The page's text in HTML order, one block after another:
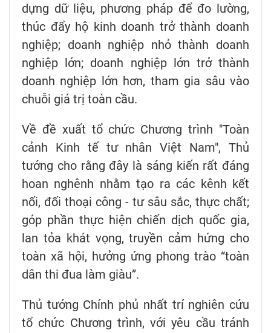
dựng dữ liệu, phương pháp để đo lường,
thúc đẩy hộ kinh doanh trở thành doanh
nghiệp; doanh nghiệp nhỏ thành doanh
nghiệp lớn; doanh nghiệp lớn trở thành
doanh nghiệp lớn hơn, tham gia sâu vào
chuỗi giá trị toàn cầu.
Về đề xuất tổ chức Chương trình "Toàn
cảnh Kinh tế tư nhân Việt Nam", Thủ
tướng cho rằng đây là sáng kiến rất đáng
hoan nghênh nhằm tạo ra các kênh kết
nối, đối thoại công - tư sâu sắc, thực chất;
góp phần thực hiện chiến dịch quốc gia,
lan tỏa khát vọng, truyền cảm hứng cho
toàn xã hội, hưởng ứng phong trào “toàn
dân thi đua làm giàu”.
Thủ tướng Chính phủ nhất trí nghiên cứu
tổ chức Chương trình, với yêu cầu tránh